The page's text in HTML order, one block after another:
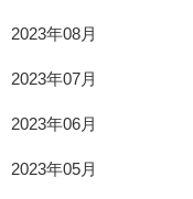
2023年08月
2023年07月
2023年06月
2023年05月